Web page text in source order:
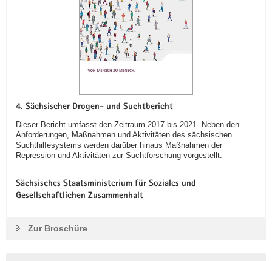
4. Sächsischer Drogen- und Suchtbericht
Dieser Bericht umfasst den Zeitraum 2017 bis 2021. Neben den
Anforderungen, Maßnahmen und Aktivitäten des sächsischen
Suchthilfesystems werden darüber hinaus Maßnahmen der
Repression und Aktivitäten zur Suchtforschung vorgestellt.
Sächsisches Staatsministerium für Soziales und
Gesellschaftlichen Zusammenhalt
Zur Broschüre